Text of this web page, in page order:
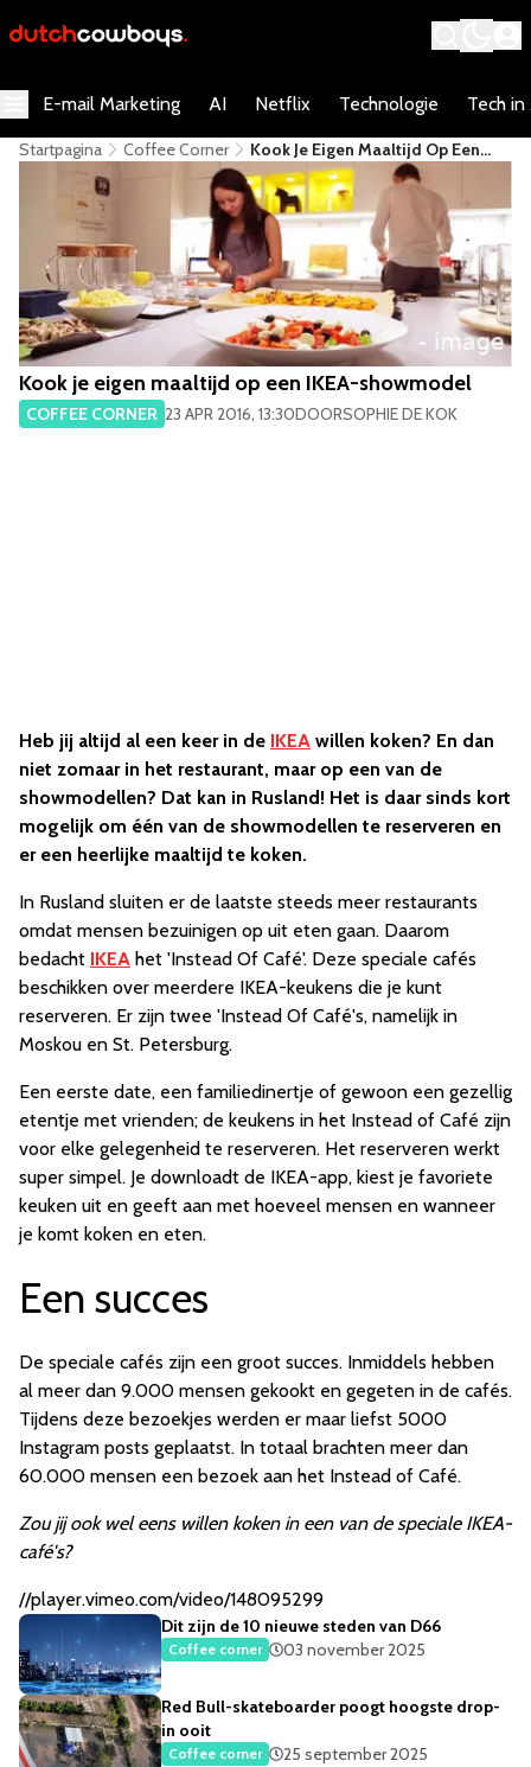
E-mail Marketing AI Netflix Technologie Tech in
Startpagina Coffee Corner
Kook Je Eigen Maaltijd Op Een
IKEA-Showmodel
Kook je eigen maaltijd op een IKEA-showmodel
COFFEE CORNER 23 APR 2016, 13:30DOORSOPHIE DE KOK
Heb jij altijd al een keer in de IKEA willen koken? En dan
niet zomaar in het restaurant, maar op een van de
showmodellen? Dat kan in Rusland! Het is daar sinds kort
mogelijk om één van de showmodellen te reserveren en
er een heerlijke maaltijd te koken.
In Rusland sluiten er de laatste steeds meer restaurants
omdat mensen bezuinigen op uit eten gaan. Daarom
bedacht IKEA het 'Instead Of Café'. Deze speciale cafés
beschikken over meerdere IKEA-keukens die je kunt
reserveren. Er zijn twee 'Instead Of Café's, namelijk in
Moskou en St. Petersburg.
Een eerste date, een familiedinertje of gewoon een gezellig
etentje met vrienden; de keukens in het Instead of Café zijn
voor elke gelegenheid te reserveren. Het reserveren werkt
super simpel. Je downloadt de IKEA-app, kiest je favoriete
keuken uit en geeft aan met hoeveel mensen en wanneer
je komt koken en eten.
Een succes
De speciale cafés zijn een groot succes. Inmiddels hebben
al meer dan 9.000 mensen gekookt en gegeten in de cafés.
Tijdens deze bezoekjes werden er maar liefst 5000
Instagram posts geplaatst. In totaal brachten meer dan
60.000 mensen een bezoek aan het Instead of Café.
Zou jij ook wel eens willen koken in een van de speciale IKEA-
café's?
//player.vimeo.com/video/148095299
Dit zijn de 10 nieuwe steden van D66
Coffee corner 03 november 2025
Red Bull-skateboarder poogt hoogste drop-
in ooit
Coffee corner
25 september 2025